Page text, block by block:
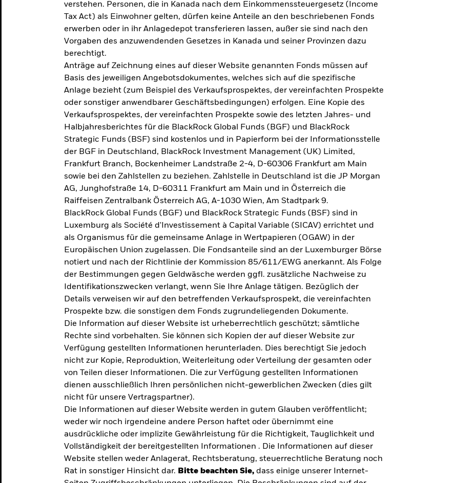
verstehen. Personen, die in Kanada nach dem Einkommenssteuergesetz (Income
Tax Act) als Einwohner gelten, dürfen keine Anteile an den beschriebenen Fonds
erwerben oder in ihr Anlagedepot transferieren lassen, außer sie sind nach den
Vorgaben des anzuwendenden Gesetzes in Kanada und seiner Provinzen dazu
berechtigt.
Anträge auf Zeichnung eines auf dieser Website genannten Fonds müssen auf
Basis des jeweiligen Angebotsdokumentes, welches sich auf die spezifische
Anlage bezieht (zum Beispiel des Verkaufsprospektes, der vereinfachten Prospekte
oder sonstiger anwendbarer Geschäftsbedingungen) erfolgen. Eine Kopie des
Verkaufsprospektes, der vereinfachten Prospekte sowie des letzten Jahres- und
Halbjahresberichtes für die BlackRock Global Funds (BGF) und BlackRock
Strategic Funds (BSF) sind kostenlos und in Papierform bei der Informationsstelle
der BGF in Deutschland, BlackRock Investment Management (UK) Limited,
Frankfurt Branch, Bockenheimer Landstraße 2-4, D-60306 Frankfurt am Main
sowie bei den Zahlstellen zu beziehen. Zahlstelle in Deutschland ist die JP Morgan
AG, Junghofstraße 14, D-60311 Frankfurt am Main und in Österreich die
Raiffeisen Zentralbank Österreich AG, A-1030 Wien, Am Stadtpark 9.
BlackRock Global Funds (BGF) und BlackRock Strategic Funds (BSF) sind in
Luxemburg als Société d'Investissement à Capital Variable (SICAV) errichtet und
als Organismus für die gemeinsame Anlage in Wertpapieren (OGAW) in der
Europäischen Union zugelassen. Die Fondsanteile sind an der Luxemburger Börse
notiert und nach der Richtlinie der Kommission 85/611/EWG anerkannt. Als Folge
der Bestimmungen gegen Geldwäsche werden ggfl. zusätzliche Nachweise zu
Identifikationszwecken verlangt, wenn Sie Ihre Anlage tätigen. Bezüglich der
Details verweisen wir auf den betreffenden Verkaufsprospekt, die vereinfachten
Prospekte bzw. die sonstigen dem Fonds zugrundeliegenden Dokumente.
Die Information auf dieser Website ist urheberrechtlich geschützt; sämtliche
Rechte sind vorbehalten. Sie können sich Kopien der auf dieser Website zur
Verfügung gestellten Informationen herunterladen. Dies berechtigt Sie jedoch
nicht zur Kopie, Reproduktion, Weiterleitung oder Verteilung der gesamten oder
von Teilen dieser Informationen. Die zur Verfügung gestellten Informationen
dienen ausschließlich Ihren persönlichen nicht-gewerblichen Zwecken (dies gilt
nicht für unsere Vertragspartner).
Die Informationen auf dieser Website werden in gutem Glauben veröffentlicht;
weder wir noch irgendeine andere Person haftet oder übernimmt eine
ausdrückliche oder implizite Gewährleistung für die Richtigkeit, Tauglichkeit und
Vollständigkeit der bereitgestellten Informationen . Die Informationen auf dieser
Website stellen weder Anlagerat, Rechtsberatung, steuerrechtliche Beratung noch
Rat in sonstiger Hinsicht dar. Bitte beachten Sie, dass einige unserer Internet-